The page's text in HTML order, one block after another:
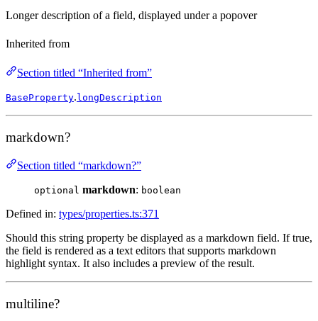
Longer description of a field, displayed under a popover
Inherited from
Section titled “Inherited from”
BaseProperty. longDescription
markdown?
Section titled “markdown?”
optional markdown: boolean
Defined in: types/properties.ts:371
Should this string property be displayed as a markdown field. If true,
the field is rendered as a text editors that supports markdown
highlight syntax. It also includes a preview of the result.
multiline?